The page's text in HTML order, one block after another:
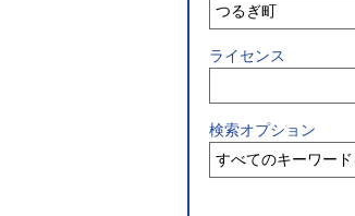
ライセンス
検索オプション